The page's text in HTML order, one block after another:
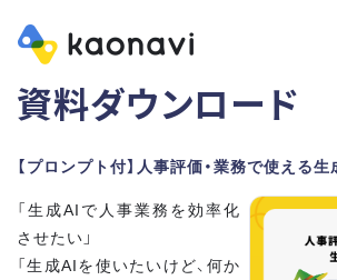
資料ダウンロード
【プロンプト付】人事評価・業務で使える
「生成AIで人事業務を効率化
させたい」
「生成AIを使いたいけど、何か